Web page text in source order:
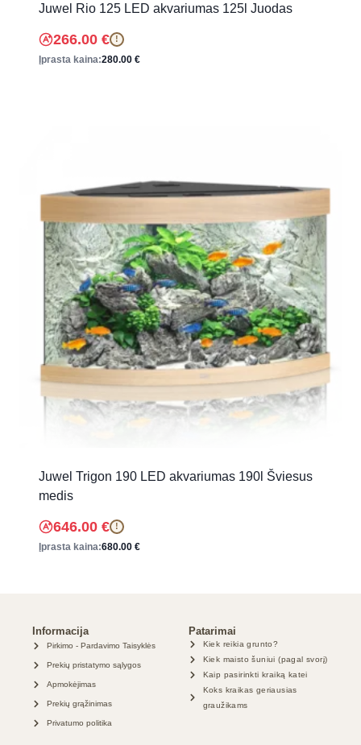
Juwel Rio 125 LED akvariumas 125l Juodas
266.00 € !
Įprasta kaina:280.00 €
Juwel Trigon 190 LED akvariumas 190l Šviesus
medis
646.00 € !
Įprasta kaina:680.00 €
Informacija
Pirkimo - Pardavimo Taisyklės
Prekių pristatymo sąlygos
Apmokėjimas
Prekių grąžinimas
Privatumo politika
Patarimai
Kiek reikia grunto?
Kiek maisto šuniui (pagal svorį)
Kaip pasirinkti kraiką katei
Koks kraikas geriausias
graužikams